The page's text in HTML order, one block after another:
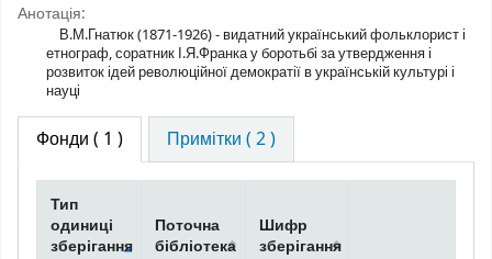
Анотація:
В.М.Гнатюк (1871-1926) - видатний український фольклорист і
етнограф, соратник І.Я.Франка у боротьбі за утвердження і
розвиток ідей революційної демократії в українській культурі і
науці
Фонди ( 1 ) Примітки ( 2 )
Тип
одиниці
зберігання
Поточна
бібліотека
Шифр
зберігання